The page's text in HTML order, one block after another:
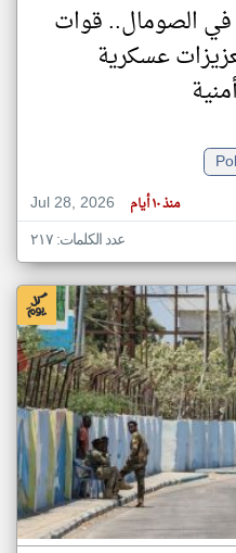
الصومال.. قوات
عسكرية
Jul 28, 2026
منذ ١٠ أيام
عدد الكلمات: ٢١٧